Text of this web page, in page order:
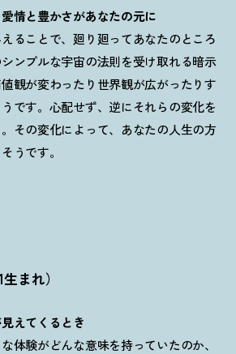
情と豊かさがあなたの元に
ることで、廻り廻ってあなたのところ
ンプルな宇宙の法則を受け取れる暗示
観が変わったり世界観が広がったりす
です。心配せず、逆にそれらの変化を
その変化によって、あなたの人生の方
うです。
まれ）
えてくるとき
体験がどんな意味を持っていたのか、